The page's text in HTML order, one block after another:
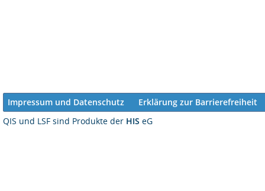
Impressum und Datenschutz
Erklärung zur Barrierefreiheit
QIS und LSF sind Produkte der HIS eG